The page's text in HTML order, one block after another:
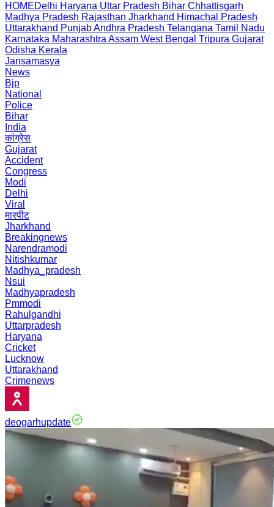
HOMEDelhi Haryana Uttar Pradesh Bihar Chhattisgarh
Madhya Pradesh Rajasthan Jharkhand Himachal Pradesh
Uttarakhand PunjabAndhra Pradesh Telangana Tamil Nadu
Karnataka Maharashtra Assam West Bengal Tripura Gujarat
Odisha Kerala
Jansamasya
News
Bjp
National
Police
Bihar
India
कांग्रेस
Gujarat
Accident
Congress
Modi
Delhi
Viral
मारपीट
Jharkhand
Breakingnews
Narendramodi
Nitishkumar
Madhya_pradesh
Nsui
Madhyapradesh
Pmmodi
Rahulgandhi
Uttarpradesh
Haryana
Cricket
Lucknow
Uttarakhand
Crimenews
deogarhupdate